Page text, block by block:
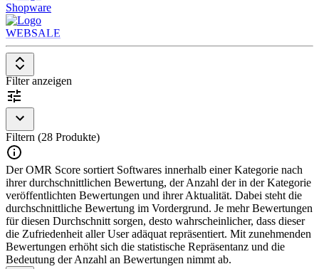
Shopware
WEBSALE
Filter anzeigen
Filtern (28 Produkte)
Der OMR Score sortiert Softwares innerhalb einer Kategorie nach
ihrer durchschnittlichen Bewertung, der Anzahl der in der Kategorie
veröffentlichten Bewertungen und ihrer Aktualität. Dabei steht die
durchschnittliche Bewertung im Vordergrund. Je mehr Bewertungen
für diesen Durchschnitt sorgen, desto wahrscheinlicher, dass dieser
die Zufriedenheit aller User adäquat repräsentiert. Mit zunehmenden
Bewertungen erhöht sich die statistische Repräsentanz und die
Bedeutung der Anzahl an Bewertungen nimmt ab.